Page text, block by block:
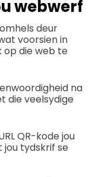
webwerf
deur
voorsien in
op die web te
na
die veelsydige
QR-kode jou
tydskrif se